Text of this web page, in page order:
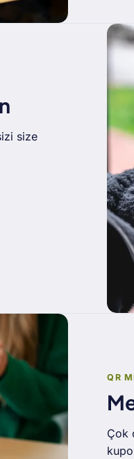
size
QR
Çok